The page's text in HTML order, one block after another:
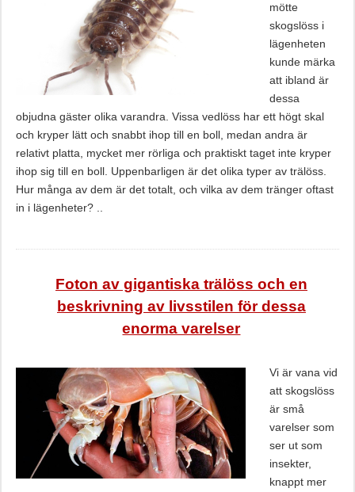
mötte
skogslöss i
lägenheten
kunde märka
att ibland är
dessa
objudna gäster olika varandra. Vissa vedlöss har ett högt skal
och kryper lätt och snabbt ihop till en boll, medan andra är
relativt platta, mycket mer rörliga och praktiskt taget inte kryper
ihop sig till en boll. Uppenbarligen är det olika typer av trälöss.
Hur många av dem är det totalt, och vilka av dem tränger oftast
in i lägenheter? ..
Foton av gigantiska trälöss och en
beskrivning av livsstilen för dessa
enorma varelser
Vi är vana vid
att skogslöss
är små
varelser som
ser ut som
insekter,
knappt mer